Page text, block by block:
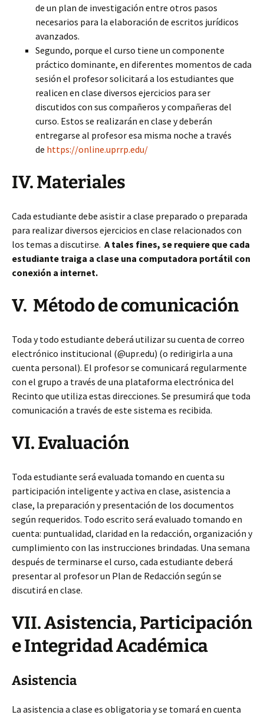
de un plan de investigación entre otros pasos
necesarios para la elaboración de escritos jurídicos
avanzados.
Segundo, porque el curso tiene un componente
práctico dominante, en diferentes momentos de cada
sesión el profesor solicitará a los estudiantes que
realicen en clase diversos ejercicios para ser
discutidos con sus compañeros y compañeras del
curso. Estos se realizarán en clase y deberán
entregarse al profesor esa misma noche a través
de https://online.uprrp.edu/
IV. Materiales
Cada estudiante debe asistir a clase preparado o preparada
para realizar diversos ejercicios en clase relacionados con
los temas a discutirse. A tales fines, se requiere que cada
estudiante traiga a clase una computadora portátil con
conexión a internet.
V. Método de comunicación
Toda y todo estudiante deberá utilizar su cuenta de correo
electrónico institucional (@upr.edu) (o redirigirla a una
cuenta personal). El profesor se comunicará regularmente
con el grupo a través de una plataforma electrónica del
Recinto que utiliza estas direcciones. Se presumirá que toda
comunicación a través de este sistema es recibida.
VI. Evaluación
Toda estudiante será evaluada tomando en cuenta su
participación inteligente y activa en clase, asistencia a
clase, la preparación y presentación de los documentos
según requeridos. Todo escrito será evaluado tomando en
cuenta: puntualidad, claridad en la redacción, organización y
cumplimiento con las instrucciones brindadas. Una semana
después de terminarse el curso, cada estudiante deberá
presentar al profesor un Plan de Redacción según se
discutirá en clase.
VII.Asistencia, Participación
e Integridad Académica
Asistencia
La asistencia a clase es obligatoria y se tomará en cuenta